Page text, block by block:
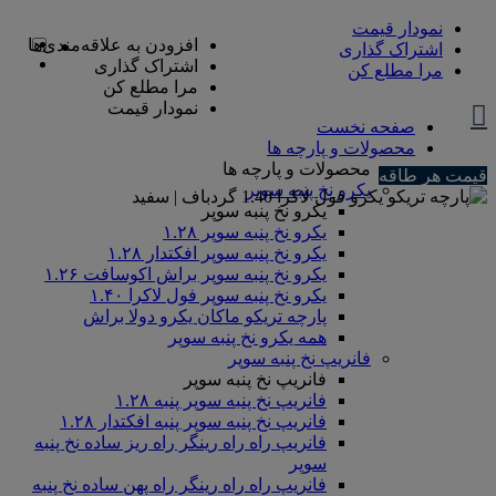
نمودار قیمت
اشتراک گذاری
مرا مطلع کن
صفحه نخست
محصولات و پارچه ها
محصولات و پارچه ها
یکرو نخ پنبه سوپر
یکرو نخ پنبه سوپر
یکرو نخ پنبه سوپر ۱.۲۸
یکرو نخ پنبه سوپر افکتدار ۱.۲۸
یکرو نخ پنبه سوپر براش اکوسافت ۱.۲۶
یکرو نخ پنبه سوپر فول لاکرا ۱.۴۰
پارچه تریکو ماکان یکرو دولا براش
همه یکرو نخ پنبه سوپر
فانریپ نخ پنبه سوپر
فانریپ نخ پنبه سوپر
فانریپ نخ پنبه سوپر پنبه ۱.۲۸
فانریپ نخ پنبه سوپر پنبه افکتدار ۱.۲۸
فانریپ راه راه رینگر راه ریز ساده نخ پنبه
سوپر
فانریپ راه راه رینگر راه پهن ساده نخ پنبه
قیمت هر طاقه
افزودن به علاقه‌مندی‌ها
اشتراک گذاری
مرا مطلع کن
نمودار قیمت